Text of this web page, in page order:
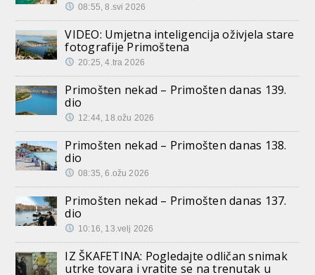
08:55, 8.svi 2026
VIDEO: Umjetna inteligencija oživjela stare
fotografije Primoštena
20:25, 4.tra 2026
Primošten nekad – Primošten danas 139.
dio
12:44, 18.ožu 2026
Primošten nekad – Primošten danas 138.
dio
08:35, 6.ožu 2026
Primošten nekad – Primošten danas 137.
dio
10:16, 13.velj 2026
IZ ŠKAFETINA: Pogledajte odličan snimak
utrke tovara i vratite se na trenutak u